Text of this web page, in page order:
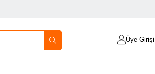
Üye Girişi